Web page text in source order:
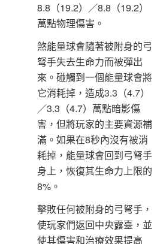
8.8（19.2）／8.8（19.2）
萬點物理傷害。
煞能量球會隨著被附身的弓
弩手失去生命力而被彈出
來。碰觸到一個能量球會將
它消耗掉，造成3.3（4.7）
／3.3（4.7）萬點暗影傷
害，但將玩家的主要資源補
滿。如果在8秒內沒有被消
耗掉，能量球會回到弓弩手
身上，恢復其生命力上限的
8%。
擊敗任何被附身的弓弩手，
使玩家們返回中央露臺，並
使其傷害和治療效果提高